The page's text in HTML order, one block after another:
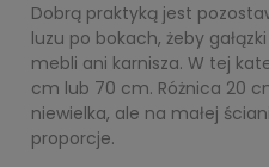
Dobrą praktyką jest
luzu po bokach, żeby
mebli ani karnisza. W tej
cm lub 70 cm. Różnica 20
niewielka, ale na małej
proporcje.